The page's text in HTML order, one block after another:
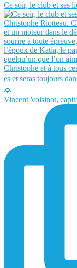
Ce soir, le club et ses
Vincent Voisinot,